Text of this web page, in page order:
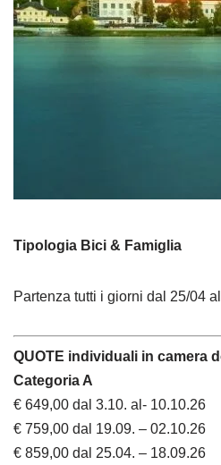
Tipologia Bici & Famiglia
Partenza tutti i giorni dal 25/04
QUOTE individuali in camera
Categoria A
€ 649,00 dal 3.10. al- 10.10.26
€ 759,00 dal 19.09. – 02.10.26
€ 859,00 dal 25.04. – 18.09.26